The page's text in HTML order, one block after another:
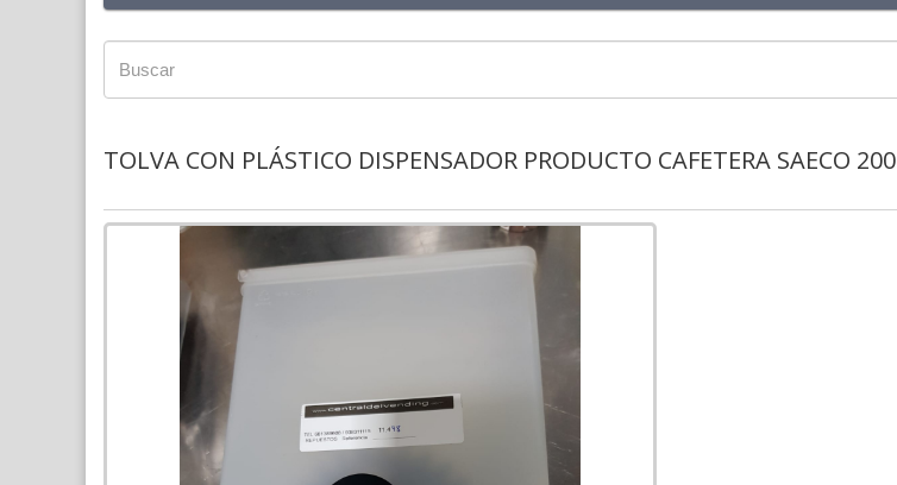
TOLVA CON PLÁSTICO DISPENSADOR PRODUCTO CAFETERA SAECO 200